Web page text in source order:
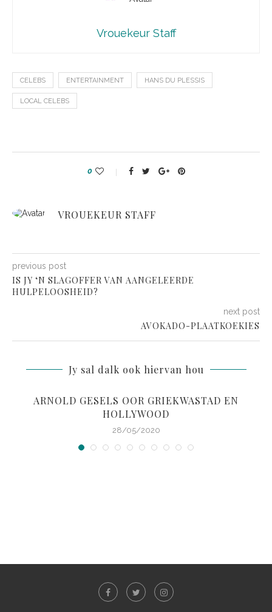
Vrouekeur Staff
CELEBS ENTERTAINMENT HANS DU PLESSIS
LOCAL CELEBS
0
VROUEKEUR STAFF
previous post
IS JY ‘N SLAGOFFER VAN AANGELEERDE
HULPELOOSHEID?
next post
AVOKADO-PLAATKOEKIES
Jy sal dalk ook hiervan hou
ARNOLD GESELS OOR GRIEKWASTAD EN
HOLLYWOOD
28/05/2020